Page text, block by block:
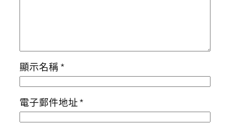
顯示名稱*
電子郵件地址*